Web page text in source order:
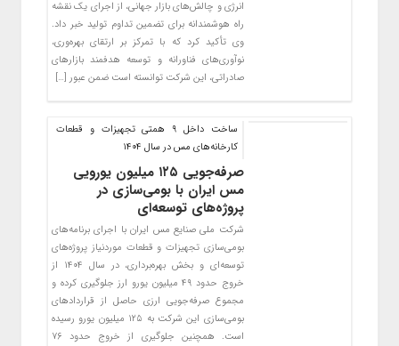
انرژی و چالش‌های بازار جهانی، از اجرای یک نقشه
راه هوشمندانه برای تضمین تداوم تولید خبر داد.
وی تأکید کرد که با تمرکز بر ارتقای بهره‌وری،
نوآوری‌های فناورانه و توسعه هدفمند بازارهای
صادراتی، این شرکت توانسته است ضمن عبور […]
ساخت داخل ۹ همتی تجهیزات و قطعات
کارخانه‌های مس در سال ۱۴۰۴
صرفه‌جویی ۱۲۵ میلیون یورویی
مس ایران با بومی‌سازی در
پروژه‌های توسعه‌ای
شرکت ملی صنایع مس ایران با اجرای برنامه‌های
بومی‌سازی تجهیزات و قطعات موردنیاز پروژه‌های
توسعه‌ای و بخش بهره‌برداری، در سال ۱۴۰۴ از
خروج حدود ۴۹ میلیون یورو ارز جلوگیری کرده و
مجموع صرفه‌جویی ارزی حاصل از قراردادهای
بومی‌سازی این شرکت به ۱۲۵ میلیون یورو رسیده
است. همچنین جلوگیری از خروج حدود ۷۶